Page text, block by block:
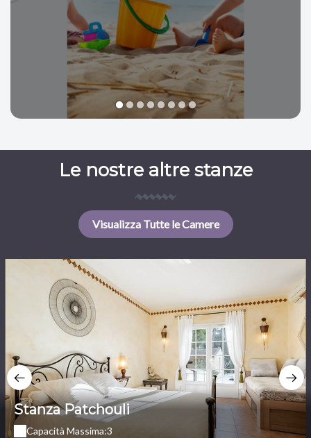
1 2 3 4 5 6 7 8
Le nostre altre stanze
Visualizza Tutte le Camere
Stanza Patchouli
Capacità Massima:3